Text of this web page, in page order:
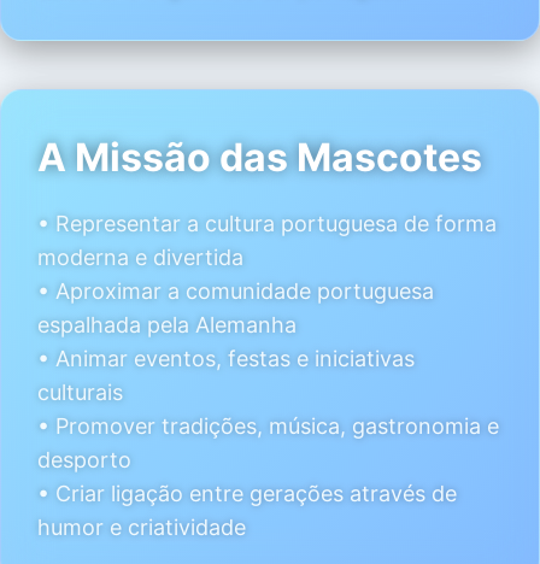
A Missão das Mascotes
• Representar a cultura portuguesa de forma
moderna e divertida
• Aproximar a comunidade portuguesa
espalhada pela Alemanha
• Animar eventos, festas e iniciativas
culturais
• Promover tradições, música, gastronomia e
desporto
• Criar ligação entre gerações através de
humor e criatividade